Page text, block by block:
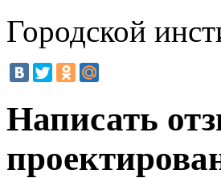
Городской
Написать